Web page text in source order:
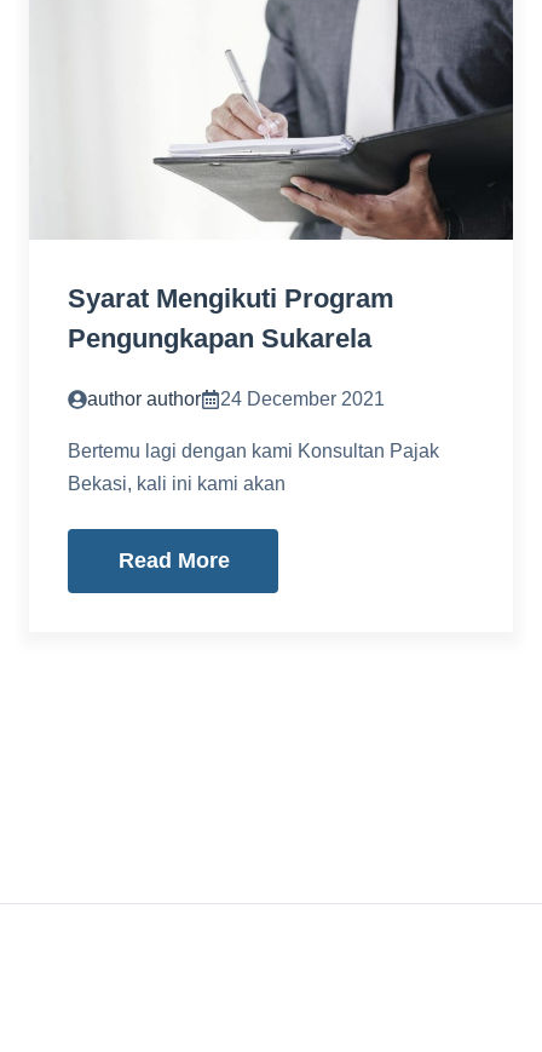
Syarat Mengikuti Program
Pengungkapan Sukarela
author author 24 December 2021
Bertemu lagi dengan kami Konsultan Pajak
Bekasi, kali ini kami akan
Read More